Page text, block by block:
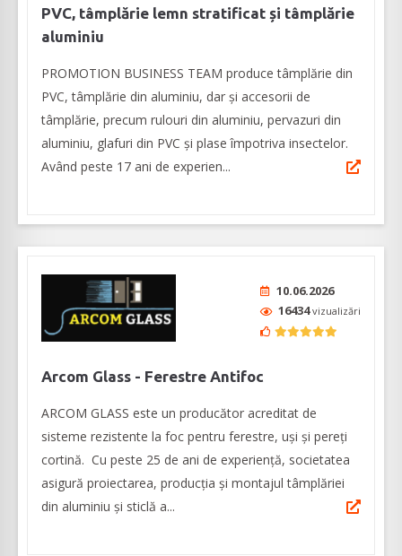
PVC, tâmplărie lemn stratificat și tâmplărie
aluminiu
PROMOTION BUSINESS TEAM produce tâmplărie din
PVC, tâmplărie din aluminiu, dar și accesorii de
tâmplărie, precum rulouri din aluminiu, pervazuri din
aluminiu, glafuri din PVC și plase împotriva insectelor.
Având peste 17 ani de experien...
10.06.2026
16434vizualizări
Arcom Glass - Ferestre Antifoc
ARCOM GLASS este un producător acreditat de
sisteme rezistente la foc pentru ferestre, uși și pereți
cortină. Cu peste 25 de ani de experiență, societatea
asigură proiectarea, producția și montajul tâmplăriei
din aluminiu și sticlă a...